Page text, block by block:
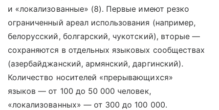
и «локализованные» (8). Первые имеют резко
ограниченный ареал использования (например,
белорусский, болгарский, чукотский), вторые —
сохраняются в отдельных языковых сообществах
(азербайджанский, армянский, даргинский).
Количество носителей «прерывающихся»
языков — от 100 до 50 000 человек,
«локализованных» — от 300 до 100 000.